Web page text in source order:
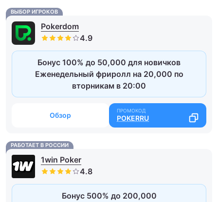
ВЫБОР ИГРОКОВ
Pokerdom
Бонус 100% до 50,000 для новичков
Еженедельный фриролл на 20,000 по
вторникам в 20:00
Обзор POKERRU
РАБОТАЕТ В РОССИИ
1win Poker
Бонус 500% до 200,000